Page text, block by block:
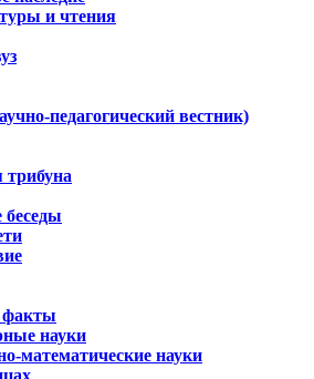
и чтения
педагогический вестник)
трибуна
беседы
факты
науки
математические науки